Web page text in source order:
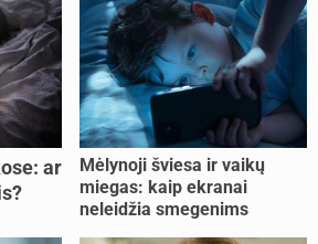
ar
Mėlynoji šviesa ir vaikų
miegas: kaip ekranai
neleidžia smegenims